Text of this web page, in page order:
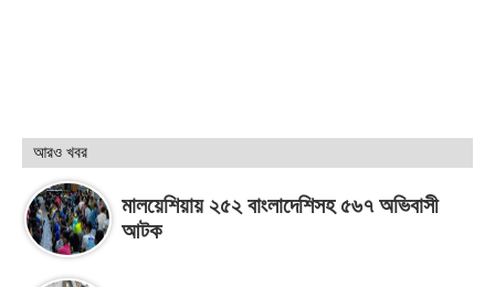
আরও খবর
মালয়েশিয়ায় ২৫২ বাংলাদেশিসহ ৫৬৭ অভিবাসী
আটক